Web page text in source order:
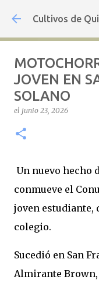
Ir
Cultivos de
JOVEN EN
SOLANO
el junio 23, 2026
Un nuevo hecho
conmueve el
joven estudiante,
colegio.
Sucedió en San
Almirante